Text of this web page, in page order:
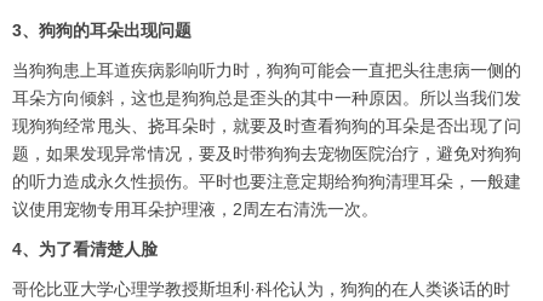
3、狗狗的耳朵出现问题
当狗狗患上耳道疾病影响听力时，狗狗可能会一直把头往患病一侧的
耳朵方向倾斜，这也是狗狗总是歪头的其中一种原因。所以当我们发
现狗狗经常甩头、挠耳朵时，就要及时查看狗狗的耳朵是否出现了问
题，如果发现异常情况，要及时带狗狗去宠物医院治疗，避免对狗狗
的听力造成永久性损伤。平时也要注意定期给狗狗清理耳朵，一般建
议使用宠物专用耳朵护理液，2周左右清洗一次。
4、为了看清楚人脸
哥伦比亚大学心理学教授斯坦利·科伦认为，狗狗的在人类谈话的时